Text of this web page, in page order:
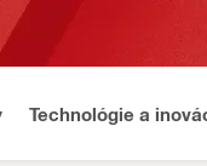
Technológie a